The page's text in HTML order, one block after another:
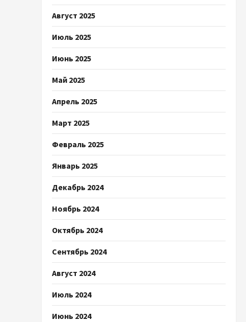
Август 2025
Июль 2025
Июнь 2025
Май 2025
Апрель 2025
Март 2025
Февраль 2025
Январь 2025
Декабрь 2024
Ноябрь 2024
Октябрь 2024
Сентябрь 2024
Август 2024
Июль 2024
Июнь 2024